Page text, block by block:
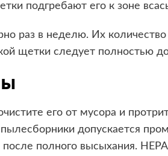
подгребают его к зоне
раз в неделю. Их количество
щетки следует полностью
его от мусора и
допускается
после полного высыхания.